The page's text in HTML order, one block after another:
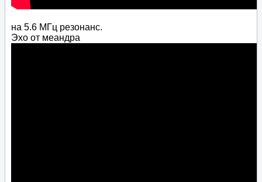
на 5.6 МГц резонанс.
Эхо от меандра